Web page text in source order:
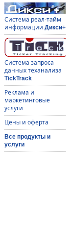
Система реал-тайм
информации Дикси+
Система запроса
данных теханализа
TickTrack
Реклама и
маркетинговые
услуги
Цены и оферта
Все продукты и
услуги